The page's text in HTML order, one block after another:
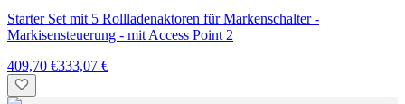
Starter Set mit 5 Rollladenaktoren für Markenschalter -
Markisensteuerung - mit Access Point 2
409,70 €333,07 €